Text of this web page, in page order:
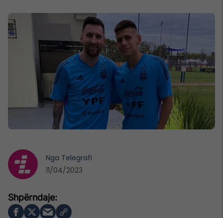
Nga Telegrafi
11/04/2023